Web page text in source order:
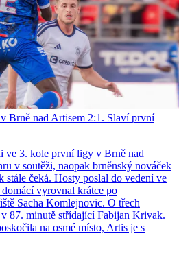
Brně nad Artisem 2:1. Slaví první
ve 3. kole první ligy v Brně nad
v soutěži, naopak brněnský nováček
čeká. Hosty poslal do vedení ve
vyrovnal krátce po
Sacha Komlejnovic. O třech
87. minutě střídající Fabijan Krivak.
na osmé místo, Artis je s